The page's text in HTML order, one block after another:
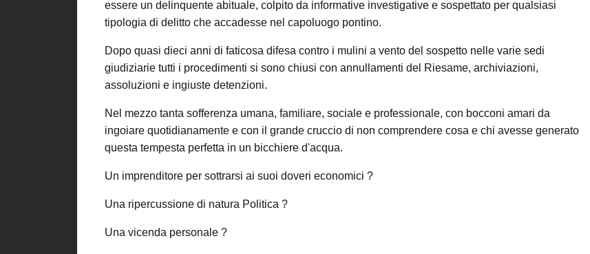
essere un delinquente abituale, colpito da informative investigative e sospettato per qualsiasi
tipologia di delitto che accadesse nel capoluogo pontino.
Dopo quasi dieci anni di faticosa difesa contro i mulini a vento del sospetto nelle varie sedi
giudiziarie tutti i procedimenti si sono chiusi con annullamenti del Riesame, archiviazioni,
assoluzioni e ingiuste detenzioni.
Nel mezzo tanta sofferenza umana, familiare, sociale e professionale, con bocconi amari da
ingoiare quotidianamente e con il grande cruccio di non comprendere cosa e chi avesse generato
questa tempesta perfetta in un bicchiere d'acqua.
Un imprenditore per sottrarsi ai suoi doveri economici ?
Una ripercussione di natura Politica ?
Una vicenda personale ?